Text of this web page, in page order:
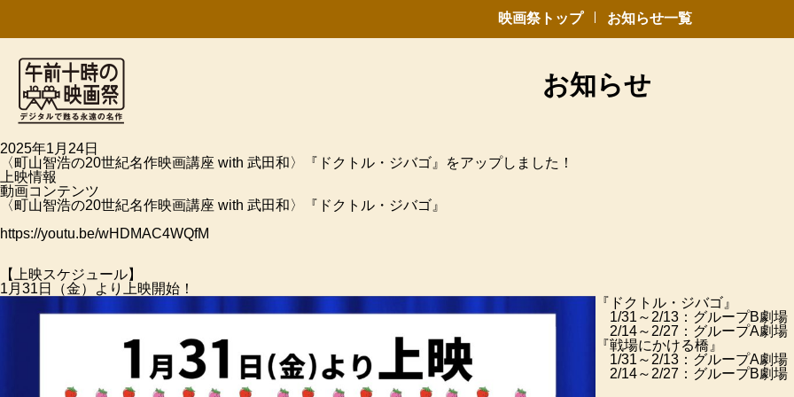
映画祭トップ お知らせ一覧
お知らせ
2025年1月24日
〈町山智浩の20世紀名作映画講座 with 武田和〉『ドクトル・ジバゴ』をアップしました！
上映情報
動画コンテンツ
〈町山智浩の20世紀名作映画講座 with 武田和〉『ドクトル・ジバゴ』
https://youtu.be/wHDMAC4WQfM
【上映スケジュール】
1月31日（金）より上映開始！
『ドクトル・ジバゴ』
1/31～2/13：グループB劇場
2/14～2/27：グループA劇場
『戦場にかける橋』
1/31～2/13：グループA劇場
2/14～2/27：グループB劇場